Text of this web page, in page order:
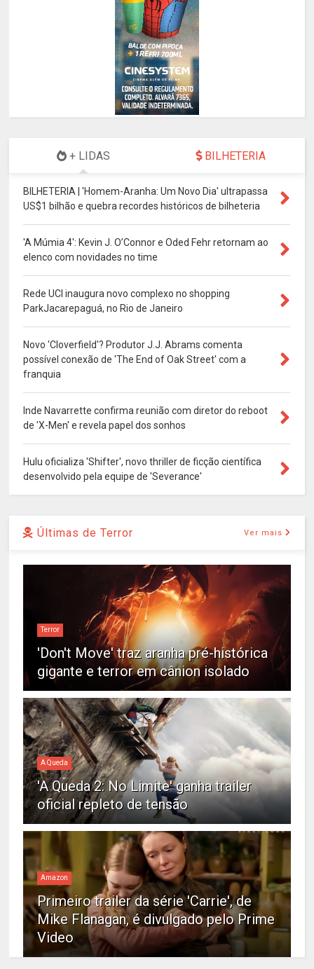
+ LIDAS BILHETERIA
BILHETERIA | 'Homem-Aranha: Um Novo Dia' ultrapassa
US$1 bilhão e quebra recordes históricos de bilheteria
'A Múmia 4': Kevin J. O’Connor e Oded Fehr retornam ao
elenco com novidades no time
Rede UCI inaugura novo complexo no shopping
ParkJacarepaguá, no Rio de Janeiro
Novo 'Cloverfield'? Produtor J.J. Abrams comenta
possível conexão de 'The End of Oak Street' com a
franquia
Inde Navarrette confirma reunião com diretor do reboot
de 'X-Men' e revela papel dos sonhos
Hulu oficializa 'Shifter', novo thriller de ficção científica
desenvolvido pela equipe de 'Severance'
Últimas de Terror Ver mais
Terror
'Don't Move' traz aranha pré-histórica
gigante e terror em cânion isolado
A Queda
'A Queda 2: No Limite' ganha trailer
oficial repleto de tensão
Amazon
Primeiro trailer da série 'Carrie', de
Mike Flanagan, é divulgado pelo Prime
Video